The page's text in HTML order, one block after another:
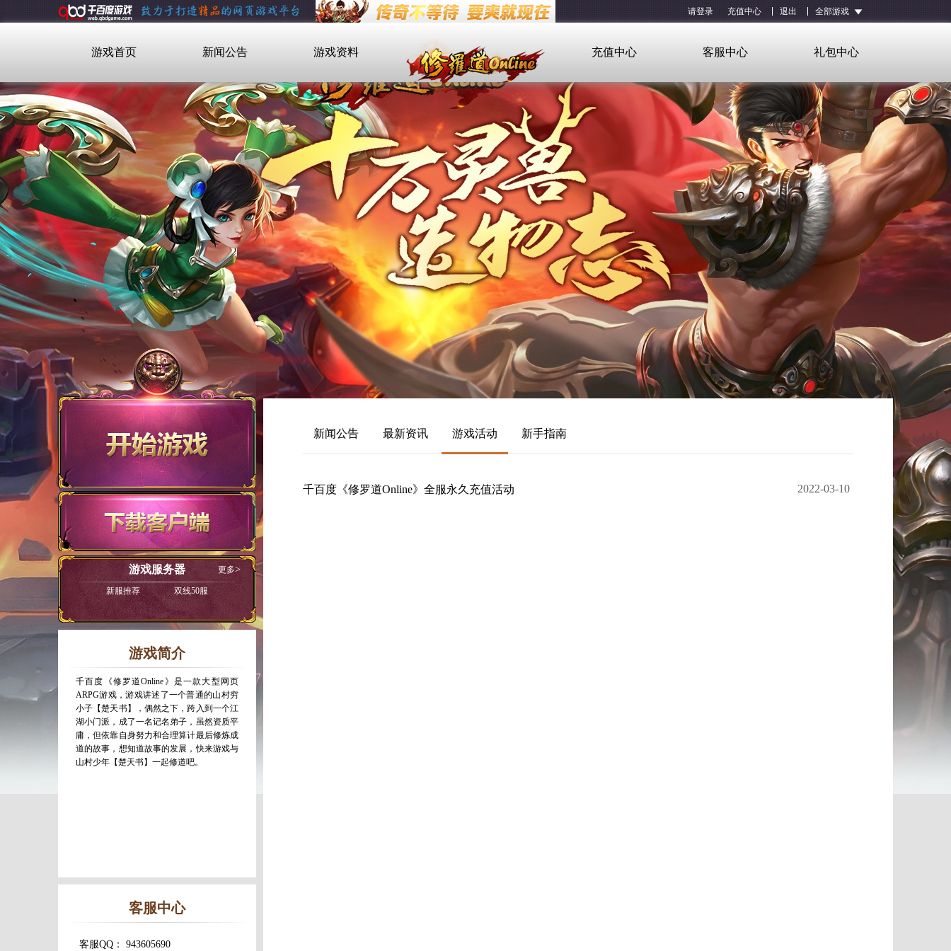
请登录 充值中心 退出 全部游戏
游戏首页 新闻公告 游戏资料 充值中心 客服中心 礼包中心
游戏服务器 更多
新服推荐 双线50服
游戏简介
千百度《修罗道Online》是一款大型网页
ARPG游戏，游戏讲述了一个普通的山村穷
小子【楚天书】，偶然之下，跨入到一个江
湖小门派，成了一名记名弟子，虽然资质平
庸，但依靠自身努力和合理算计最后修炼成
道的故事，想知道故事的发展，快来游戏与
山村少年【楚天书】一起修道吧。
客服中心
客服QQ： 943605690
新闻公告 最新资讯 游戏活动 新手指南
千百度《修罗道Online》全服永久充值活动 2022-03-10